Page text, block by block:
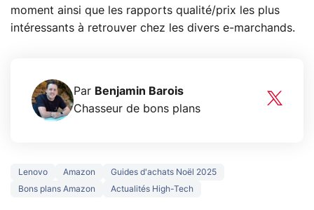
moment ainsi que les rapports qualité/prix les plus
intéressants à retrouver chez les divers e-marchands.
Par Benjamin Barois
Chasseur de bons plans
Lenovo Amazon
Guides d'achats Noël 2025
Bons plans Amazon
Actualités High-Tech